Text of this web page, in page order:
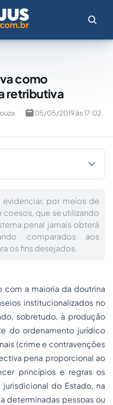
como
retributiva
05/05/2019 às 17:02
por meios de
que se utilizando
penal jamais obterá
comparados aos
os fins desejados.
a maioria da doutrina
institucionalizados no
sobretudo, à produção
do ordenamento jurídico
(crime e contravenções
pena proporcional ao
princípios e regras os
do Estado, na
determinadas pessoas ou